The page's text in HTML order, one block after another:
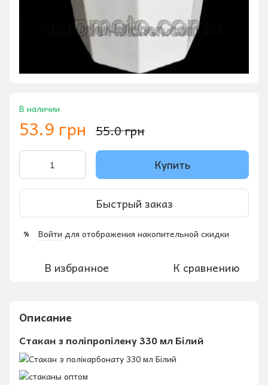
В наличии
53.9 грн 55.0 грн
Купить
Быстрый заказ
% Войти для отображения накопительной скидки
В избранное К сравнению
Описание
Стакан з поліпропілену 330 мл Білий